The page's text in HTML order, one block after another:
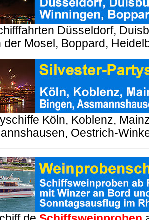
Düsseldorf,
der Mosel, Boppard,
Köln, Koblenz,
Oestrich-